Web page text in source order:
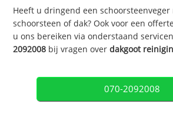
Heeft u dringend een
schoorsteen of dak? Ook voor een
u ons bereiken via onderstaand
2092008 bij vragen overdakgoot
070-2092008